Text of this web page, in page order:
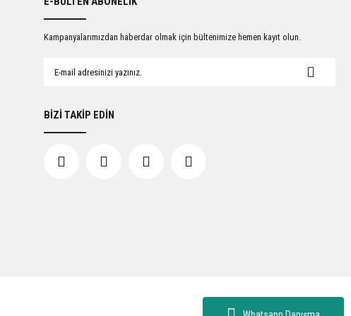
Kampanyalarımızdan haberdar olmak için bültenimize hemen kayıt olun.
BİZİ TAKİP EDİN